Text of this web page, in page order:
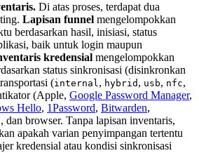
Di atas proses, terdapat dua
Lapisan funnel mengelompokkan
berdasarkan hasil, inisiasi, status
baik untuk login maupun
kredensial mengelompokkan
status sinkronisasi (disinkronkan
(internal, hybrid , usb, nfc,
(Apple, Google Password Manager,
Hello, 1Password, Bitwarden,
dan browser. Tanpa lapisan inventaris,
apakah varian penyimpangan tertentu
kredensial atau kondisi sinkronisasi